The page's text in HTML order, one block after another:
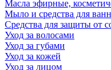
Масла эфирные,
Мыло и средства для
Средства для защиты от
Уход за волосами
Уход за губами
Уход за кожей
Уход за лицом